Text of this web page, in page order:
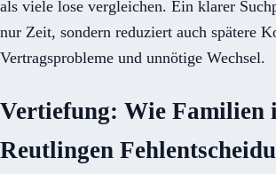
als viele lose vergleichen. Ein klarer
nur Zeit, sondern reduziert auch spätere
Vertragsprobleme und unnötige Wechsel.
Vertiefung: Wie Familien
Reutlingen